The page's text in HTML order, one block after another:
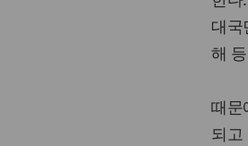
대국
해
때문
되고